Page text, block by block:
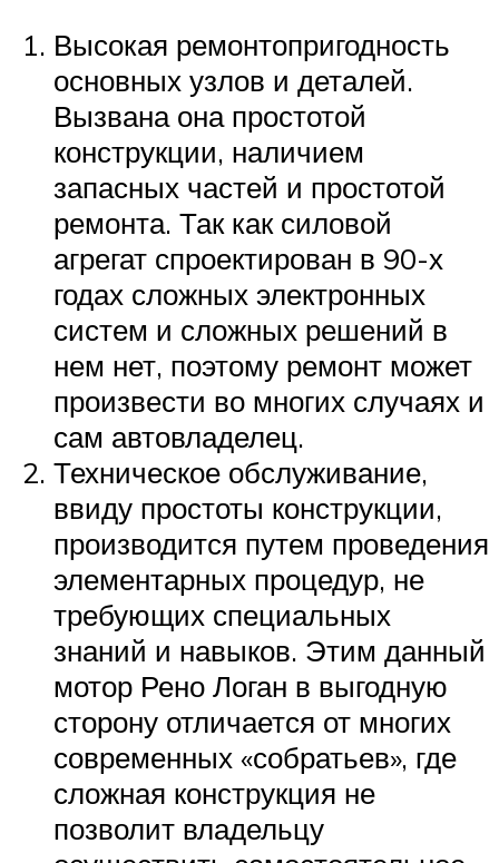
Высокая ремонтопригодность
основных узлов и деталей.
Вызвана она простотой
конструкции, наличием
запасных частей и простотой
ремонта. Так как силовой
агрегат спроектирован в 90-х
годах сложных электронных
систем и сложных решений в
нем нет, поэтому ремонт может
произвести во многих случаях и
сам автовладелец.
Техническое обслуживание,
ввиду простоты конструкции,
производится путем проведения
элементарных процедур, не
требующих специальных
знаний и навыков. Этим данный
мотор Рено Логан в выгодную
сторону отличается от многих
современных «собратьев», где
сложная конструкция не
позволит владельцу